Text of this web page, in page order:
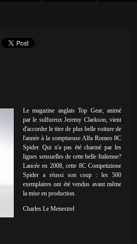
Le magazine anglais Top Gear, animé
par le sulfureux Jeremy Clarkson, vient
d'accorder le titre de plus belle voiture de
l'année à la somptueuse Alfa Romeo 8C
Spider. Qui n'a pas été charmé par les
lignes sensuelles de cette belle Italienne?
Lancée en 2008, cette 8C Competizione
Spider a réussi son coup : les 500
exemplaires ont été vendus avant même
la mise en production.
Charles Le Menestrel